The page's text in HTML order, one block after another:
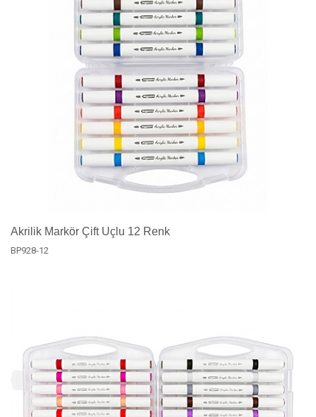
Akrilik Markör Çift Uçlu 12 Renk
BP928-12